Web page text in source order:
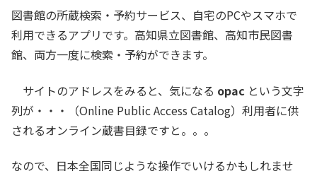
図書館の所蔵検索・予約サービス、自宅のPCやスマホで
利用できるアプリです。高知県立図書館、高知市民図書
館、両方一度に検索・予約ができます。
サイトのアドレスをみると、気になる opac という文字
列が・・・（Online Public Access Catalog）利用者に供
されるオンライン蔵書目録ですと。。。
なので、日本全国同じような操作でいけるかもしれませ